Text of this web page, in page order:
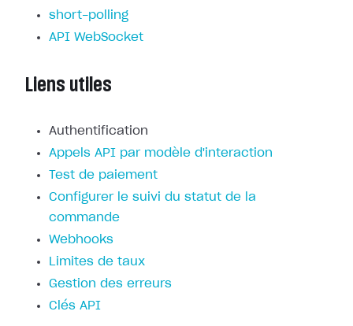
short-polling
API WebSocket
Liens utiles
Authentification
Appels API par modèle d'interaction
Test de paiement
Configurer le suivi du statut de la
commande
Webhooks
Limites de taux
Gestion des erreurs
Clés API